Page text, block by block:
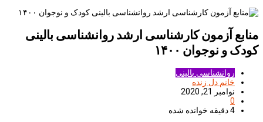
منابع آزمون کارشناسی ارشد روانشناسی بالینی
کودک و نوجوان ۱۴۰۰
روانشناسی بالینی
خانم دل زنده
نوامبر 21, 2020
0
4 دقیقه خوانده شده